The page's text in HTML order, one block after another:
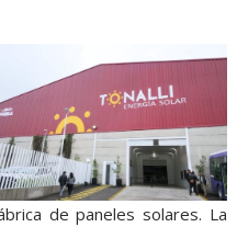
de paneles solares. La